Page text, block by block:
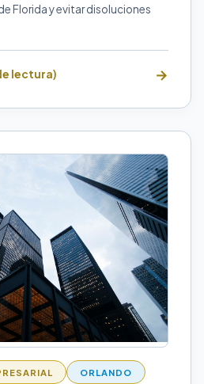
Florida y evitar disoluciones
lectura)
ORLANDO